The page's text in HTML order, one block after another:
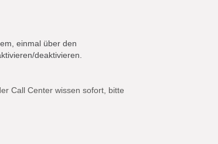
einmal über den
deaktivieren.
Call Center wissen sofort, bitte